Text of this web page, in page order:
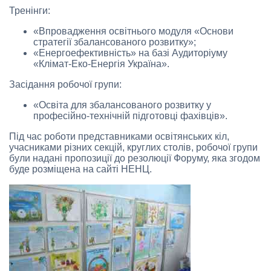
Тренінги:
«Впровадження освітнього модуля «Основи
стратегії збалансованого розвитку»;
«Енергоефективність» на базі Аудиторіуму
«Клімат-Еко-Енергія Україна».
Засідання робочої групи:
«Освіта для збалансованого розвитку у
професійно-технічній підготовці фахівців».
Під час роботи представниками освітянських кіл,
учасниками різних секцій, круглих столів, робочої групи
були надані пропозиції до резолюції Форуму, яка згодом
буде розміщена на сайті НЕНЦ.